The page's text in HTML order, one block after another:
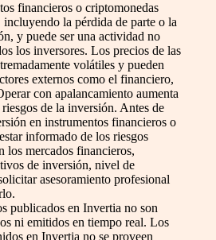
financieros o criptomonedas
la pérdida de parte o la
y puede ser una actividad no
los inversores. Los precios de las
volátiles y pueden
externos como el financiero,
con apalancamiento aumenta
de la inversión. Antes de
en instrumentos financieros o
informado de los riesgos
los mercados financieros,
de inversión, nivel de
asesoramiento profesional
publicados en Invertia no son
ni emitidos en tiempo real. Los
en Invertia no se proveen